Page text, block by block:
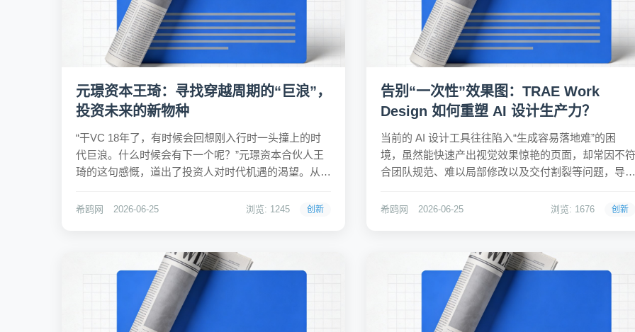
元璟资本王琦：寻找穿越周期的“巨浪”，
投资未来的新物种
“干VC 18年了，有时候会回想刚入行时一头撞上的时
代巨浪。什么时候会有下一个呢？”元璟资本合伙人王
琦的这句感慨，道出了投资人对时代机遇的渴望。从
技浪潮中寻找下一个颠覆性项目，王琦始终在寻找那个
希鸥网 2026-06-25 浏览: 1245 创新
告别“一次性”效果图：TRAE Work
Design 如何重塑 AI 设计生产力？
当前的 AI 设计工具往往陷入“生成容易落地难”的困
境，虽然能快速产出视觉效果惊艳的页面，却常因不符
合团队规范、难以局部修改以及交付割裂等问题，导致
此次全量上线的 Design 模式，正是为了打破这一僵
希鸥网 2026-06-25 浏览: 1676 创新